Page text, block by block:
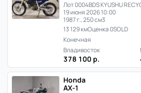
Лот 0004BDS KYUSHU
19 июня 2026 10:00
1987 г., 250 см3
13 129 кмОценка 0SOLD
Конечная
Владивосток
378 100 р.
Honda
AX-1